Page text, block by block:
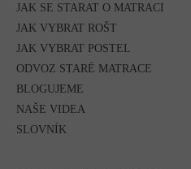
JAK SE STARAT O MATRACI
JAK VYBRAT ROŠT
JAK VYBRAT POSTEL
ODVOZ STARÉ MATRACE
BLOGUJEME
NAŠE VIDEA
SLOVNÍK